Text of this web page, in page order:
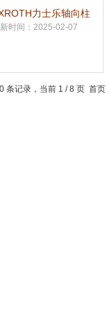
力士乐轴向柱
德国*
时间：2025-02-07
条记录，当前 1 / 8 页 首